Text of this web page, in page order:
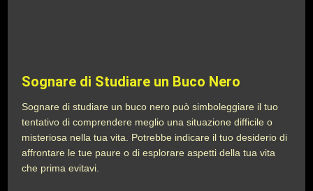
Sognare di Studiare un Buco Nero
Sognare di studiare un buco nero può simboleggiare il tuo
tentativo di comprendere meglio una situazione difficile o
misteriosa nella tua vita. Potrebbe indicare il tuo desiderio di
affrontare le tue paure o di esplorare aspetti della tua vita
che prima evitavi.